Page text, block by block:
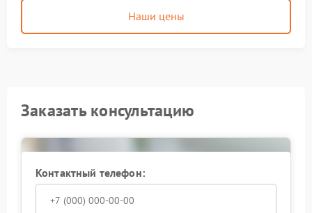
Наши цены
Заказать консультацию
Контактный телефон: